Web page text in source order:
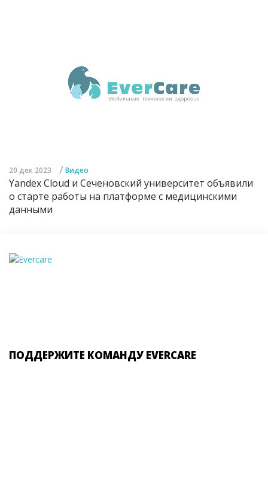
20 дек 2023 / Видео
Yandex Cloud и Сеченовский университет объявили
о старте работы на платформе с медицинскими
данными
ПОДДЕРЖИТЕ КОМАНДУ EVERCARE